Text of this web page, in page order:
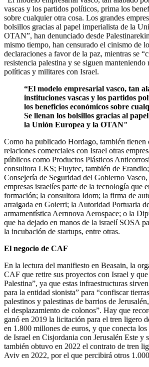
vascas y los partidos políticos, prima los
sobre cualquier otra cosa. Los grandes
bolsillos gracias al papel imperialista de la
OTAN”, han denunciado desde
mismo tiempo, han censurado el cinismo de
declaraciones a favor de la paz, mientras se
resistencia palestina y se siguen manteniendo
políticas y militares con Israel.
“El modelo empresarial vasco, tan
instituciones vascas y los partidos
los beneficios económicos sobre
Se llenan los bolsillos gracias al
la Unión Europea y la OTAN"
Como ha publicado Hordago, también tienen
relaciones comerciales con Israel otras
públicos como Productos Plásticos
consultora LKS; Fluytec, también de
Consejería de Seguridad del Gobierno
empresas israelíes parte de la tecnología que
formación; la consultora Idom; la firma de
arraigada en Goierri; la Autoridad Portuaria
armamentística Aernnova Aerospace; o la
que ha dejado en manos de la israelí SOSA
la incubación de startups, entre otras.
El negocio de CAF
En la lectura del manifiesto en Beasain, la
CAF que retire sus proyectos con Israel y que
Palestina”, ya que estas infraestructuras
para la entidad sionista” para “confiscar
palestinos y palestinas de barrios de
el desplazamiento de colonos”. Hay que
ganó en 2019 la licitación para el tren ligero
en 1.800 millones de euros, y que conecta los
de Israel en Cisjordania con Jerusalén Este y
también obtuvo en 2022 el contrato de tren
Aviv en 2022, por el que percibirá otros